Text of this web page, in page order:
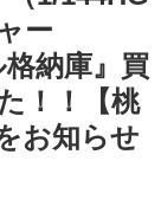
ー
格納庫』買
！！【桃
お知らせ